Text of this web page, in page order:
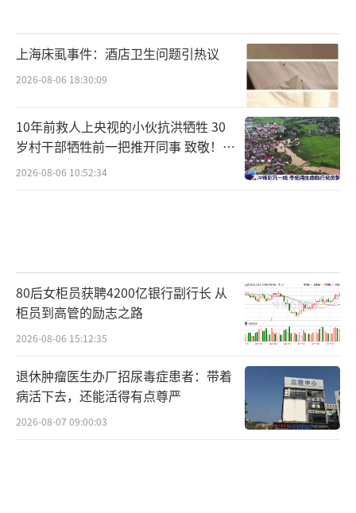
上海床虱事件：酒店卫生问题引热议
2026-08-06 18:30:09
10年前救人上央视的小伙抗洪牺牲 30
岁村干部牺牲前一把推开同事 致敬！送
别！
2026-08-06 10:52:34
80后女柜员获聘4200亿银行副行长 从
柜员到高管的励志之路
2026-08-06 15:12:35
退休肿瘤医生办厂招尿毒症患者：带着
病活下去，还能活得有点尊严
2026-08-07 09:00:03